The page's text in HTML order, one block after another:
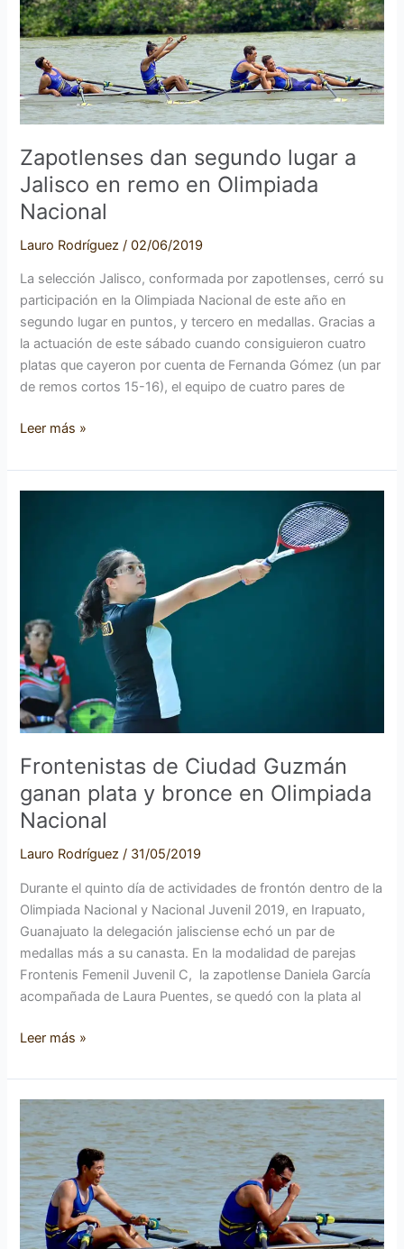
Zapotlenses dan segundo lugar a
Jalisco en remo en Olimpiada
Nacional
Lauro Rodríguez/02/06/2019
La selección Jalisco, conformada por zapotlenses, cerró su
participación en la Olimpiada Nacional de este año en
segundo lugar en puntos, y tercero en medallas. Gracias a
la actuación de este sábado cuando consiguieron cuatro
platas que cayeron por cuenta de Fernanda Gómez (un par
de remos cortos 15-16), el equipo de cuatro pares de
segundo
lugar
a
Jalisco
en
remo
en
Olimpiada
Nacional
Leer más »
Frontenistas de Ciudad Guzmán
ganan plata y bronce en Olimpiada
Nacional
Lauro Rodríguez/ 31/05/2019
Durante el quinto día de actividades de frontón dentro de la
Olimpiada Nacional y Nacional Juvenil 2019, en Irapuato,
Guanajuato la delegación jalisciense echó un par de
medallas más a su canasta. En la modalidad de parejas
Frontenis Femenil Juvenil C, la zapotlense Daniela García
acompañada de Laura Puentes, se quedó con la plata al
y
bronce
en
Olimpiada
Nacional
Leer más »
Zapotlenses
ganan
oro
en
remo
en
Olimpiada